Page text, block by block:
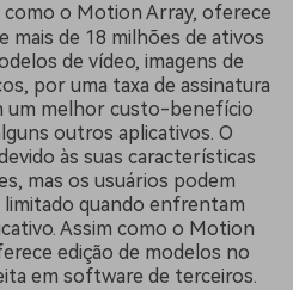
como o Motion Array, oferece
mais de 18 milhões de ativos
de vídeo, imagens de
por uma taxa de assinatura
um melhor custo-benefício
outros aplicativos. O
às suas características
mas os usuários podem
quando enfrentam
Assim como o Motion
edição de modelos no
em software de terceiros.